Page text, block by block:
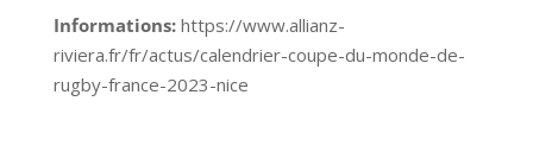
Informations: https://www.allianz-
riviera.fr/fr/actus/calendrier-coupe-du-monde-de-
rugby-france-2023-nice